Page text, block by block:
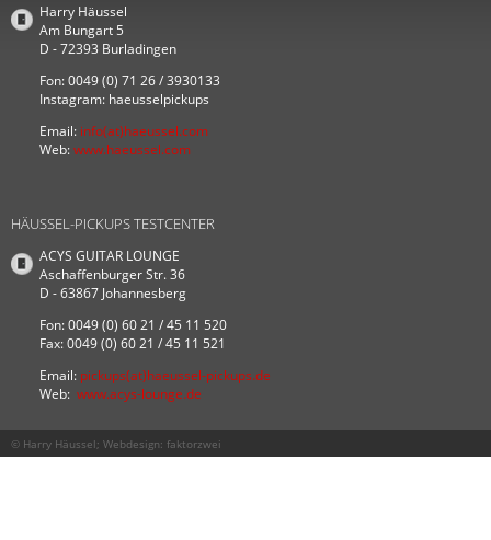
Harry Häussel
Am Bungart 5
D - 72393 Burladingen
Fon: 0049 (0) 71 26 / 3930133
Instagram: haeusselpickups
Email: info(at)haeussel.com
Web:www.haeussel.com
HÄUSSEL-PICKUPS TESTCENTER
ACYS GUITAR LOUNGE
Aschaffenburger Str. 36
D - 63867 Johannesberg
Fon: 0049 (0) 60 21 / 45 11 520
Fax: 0049 (0) 60 21 / 45 11 521
Email: pickups(at)haeussel-pickups.de
Web: www.acys-lounge.de
© Harry Häussel; Webdesign: faktorzwei